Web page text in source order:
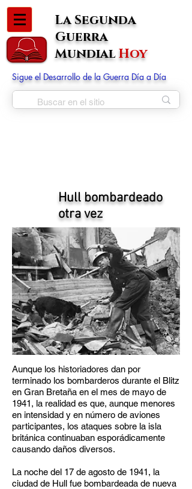
La Segunda
Guerra
MundialHoy
Sigue el Desarrollo de la Guerra Día a Día
Hull bombardeado
otra vez
Aunque los historiadores dan por
terminado los bombarderos durante el Blitz
en Gran Bretaña en el mes de mayo de
1941, la realidad es que, aunque menores
en intensidad y en número de aviones
participantes, los ataques sobre la isla
británica continuaban esporádicamente
causando daños diversos.
La noche del 17 de agosto de 1941, la
ciudad de Hull fue bombardeada de nueva